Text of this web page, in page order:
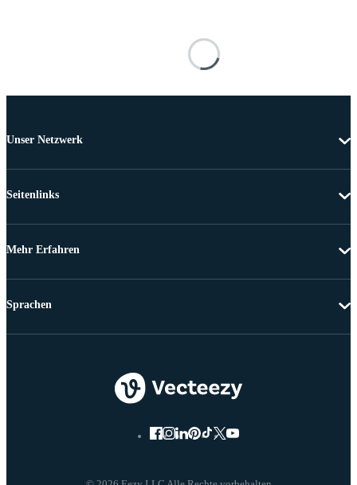
Unser Netzwerk
Seitenlinks
Mehr Erfahren
Sprachen